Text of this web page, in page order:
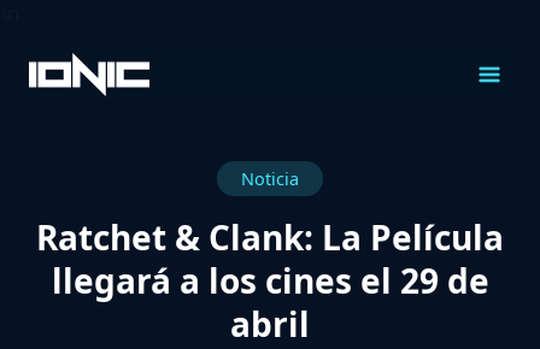
Contenido
Noticia
Ratchet & Clank: La Película
llegará a los cines el 29 de
abril